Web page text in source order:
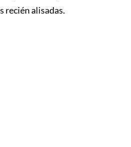
recién alisadas.